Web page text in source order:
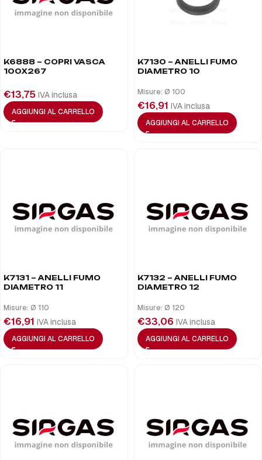
K6888 – COPRI VASCA
100X267
€13,75 IVA inclusa
AGGIUNGI AL CARRELLO
K7130 – ANELLI FUMO
DIAMETRO 10
Misure: Ø 100
€16,91 IVA inclusa
AGGIUNGI AL CARRELLO
K7131 – ANELLI FUMO
DIAMETRO 11
Misure: Ø 110
€16,91 IVA inclusa
AGGIUNGI AL CARRELLO
K7132 – ANELLI FUMO
DIAMETRO 12
Misure: Ø 120
€33,06 IVA inclusa
AGGIUNGI AL CARRELLO